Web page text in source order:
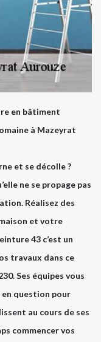
en bâtiment
à Mazeyrat
et se décolle ?
ne se propage pas
Réalisez des
et votre
43 c’est un
travaux dans ce
Ses équipes vous
question pour
au cours de ses
commencer vos